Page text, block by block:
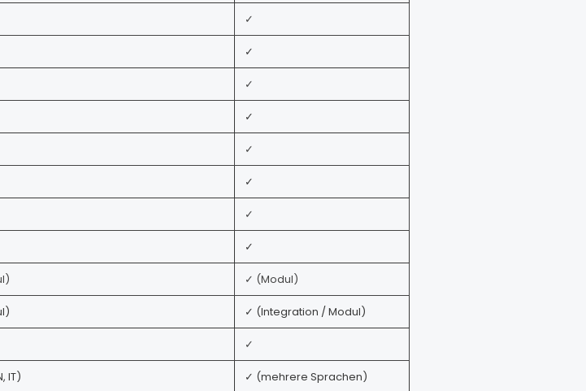
✓
✓
✓
✓
✓
✓
✓
✓
✓ (Modul)
✓ (Integration / Modul)
✓
IT) ✓ (mehrere Sprachen)